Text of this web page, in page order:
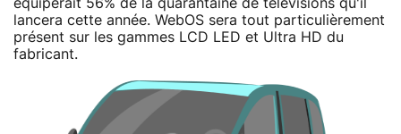
équiperait 56% de la quarantaine de télévisions qu'il
lancera cette année. WebOS sera tout particulièrement
présent sur les gammes LCD LED et Ultra HD du
fabricant.